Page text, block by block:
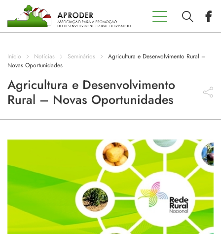
Aproder
EDL 20.30
Concursos
Programas
Início Notícias Seminários
Agricultura e Desenvolvimento Rural –
Novas Oportunidades
Agricultura e Desenvolvimento
Rural – Novas Oportunidades